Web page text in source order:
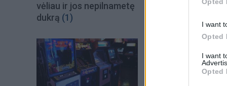
I want
Opted
I want
Opted
vėliau ir jos nepilnametę
dukrą (1)